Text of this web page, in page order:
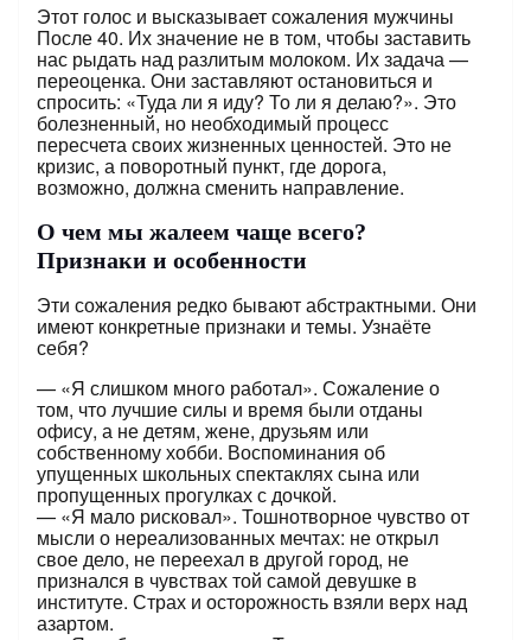
Этот голос и высказывает сожаления мужчины
После 40. Их значение не в том, чтобы заставить
нас рыдать над разлитым молоком. Их задача —
переоценка. Они заставляют остановиться и
спросить: «Туда ли я иду? То ли я делаю?». Это
болезненный, но необходимый процесс
пересчета своих жизненных ценностей. Это не
кризис, а поворотный пункт, где дорога,
возможно, должна сменить направление.
О чем мы жалеем чаще всего?
Признаки и особенности
Эти сожаления редко бывают абстрактными. Они
имеют конкретные признаки и темы. Узнаёте
себя?
— «Я слишком много работал». Сожаление о
том, что лучшие силы и время были отданы
офису, а не детям, жене, друзьям или
собственному хобби. Воспоминания об
упущенных школьных спектаклях сына или
пропущенных прогулках с дочкой.
— «Я мало рисковал». Тошнотворное чувство от
мысли о нереализованных мечтах: не открыл
свое дело, не переехал в другой город, не
признался в чувствах той самой девушке в
институте. Страх и осторожность взяли верх над
азартом.